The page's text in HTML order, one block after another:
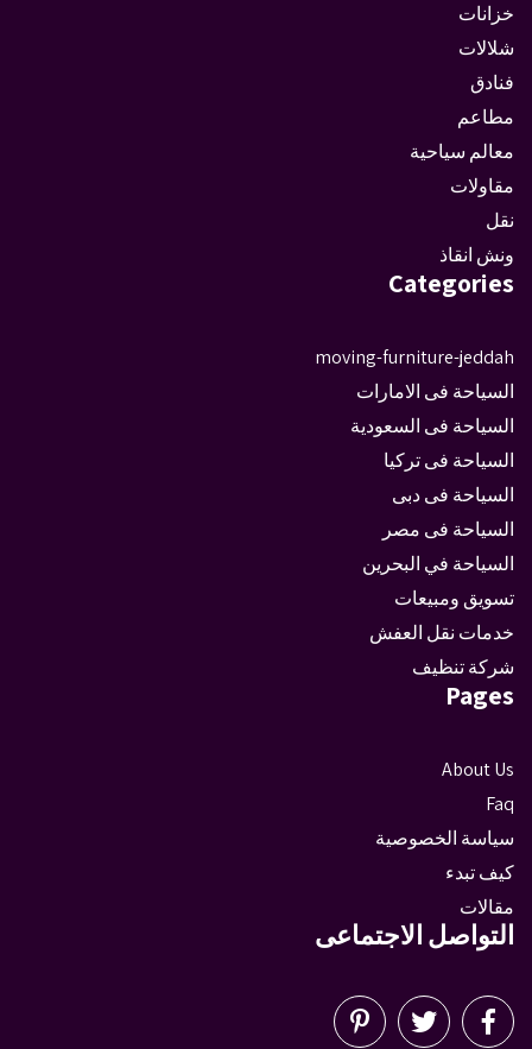
خزانات
شلالات
فنادق
مطاعم
معالم سياحية
مقاولات
نقل
ونش انقاذ
Categories
moving-furniture-jeddah
السياحة فى الامارات
السياحة فى السعودية
السياحة فى تركيا
السياحة فى دبى
السياحة فى مصر
السياحة في البحرين
تسويق ومبيعات
خدمات نقل العفش
شركة تنظيف
Pages
About Us
Faq
سياسة الخصوصية
كيف تبدء
مقالات
التواصل الاجتماعى